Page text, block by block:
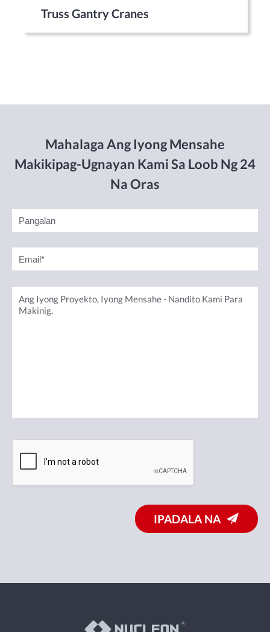
Truss Gantry Cranes
Mahalaga Ang Iyong Mensahe
Makikipag-Ugnayan Kami Sa Loob Ng 24
Na Oras
IPADALA NA